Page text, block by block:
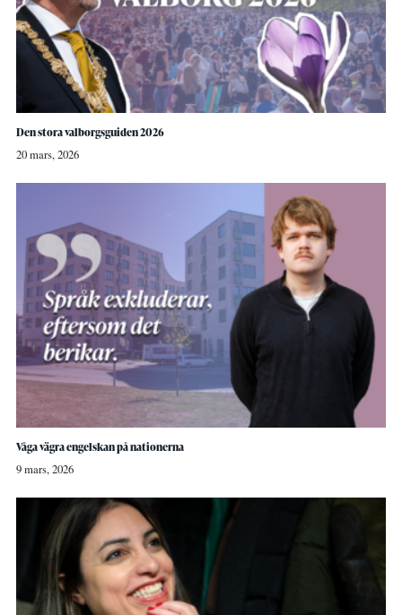
Den stora valborgsguiden 2026
20 mars, 2026
Våga vägra engelskan på nationerna
9 mars, 2026